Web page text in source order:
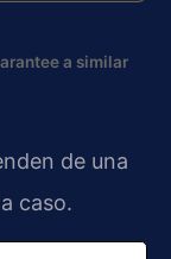
a similar
de una
caso.